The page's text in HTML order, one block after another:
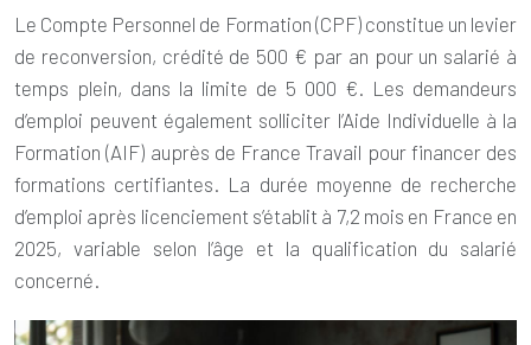
Le Compte Personnel de Formation (CPF) constitue un levier
de reconversion, crédité de 500 € par an pour un salarié à
temps plein, dans la limite de 5 000 €. Les demandeurs
d’emploi peuvent également solliciter l’Aide Individuelle à la
Formation (AIF) auprès de France Travail pour financer des
formations certifiantes. La durée moyenne de recherche
d’emploi après licenciement s’établit à 7,2 mois en France en
2025, variable selon l’âge et la qualification du salarié
concerné.